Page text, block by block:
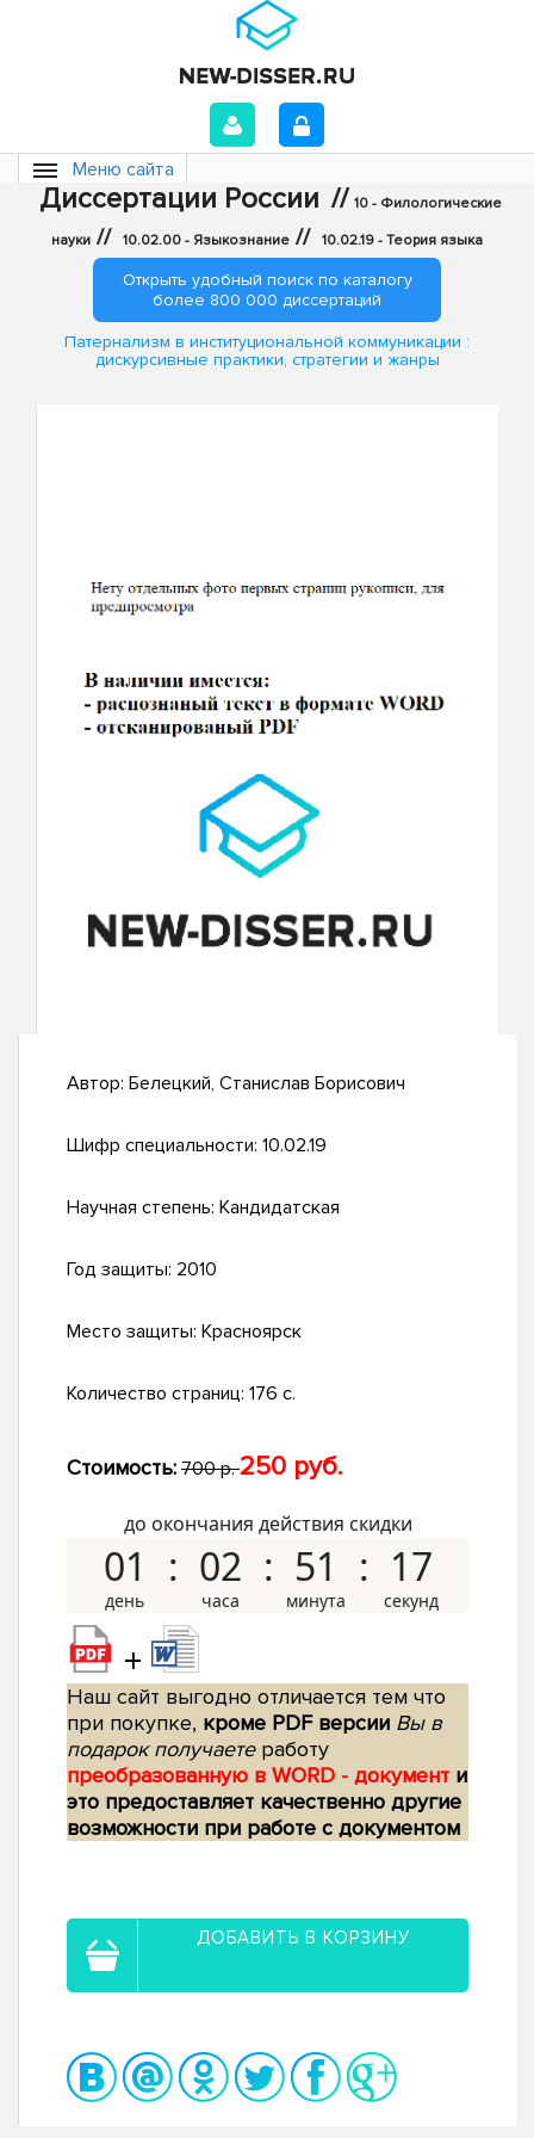
Меню сайта
Диссертации России // 10 - Филологические
науки // 10.02.00 - Языкознание // 10.02.19 - Теория языка
Открыть удобный поиск по каталогу
более 800 000 диссертаций
Патернализм в институциональной коммуникации :
дискурсивные практики, стратегии и жанры
Автор: Белецкий, Станислав Борисович
Шифр специальности: 10.02.19
Научная степень: Кандидатская
Год защиты: 2010
Место защиты: Красноярск
Количество страниц: 176 с.
Стоимость: 700 р.250 руб.
до окончания действия скидки
01 02 51 16
+
Наш сайт выгодно отличается тем что
при покупке, кроме PDF версии Вы в
подарок получаетеработу
преобразованную в WORD - документ и
это предоставляет качественно другие
возможности при работе с документом
ДОБАВИТЬ В КОРЗИНУ